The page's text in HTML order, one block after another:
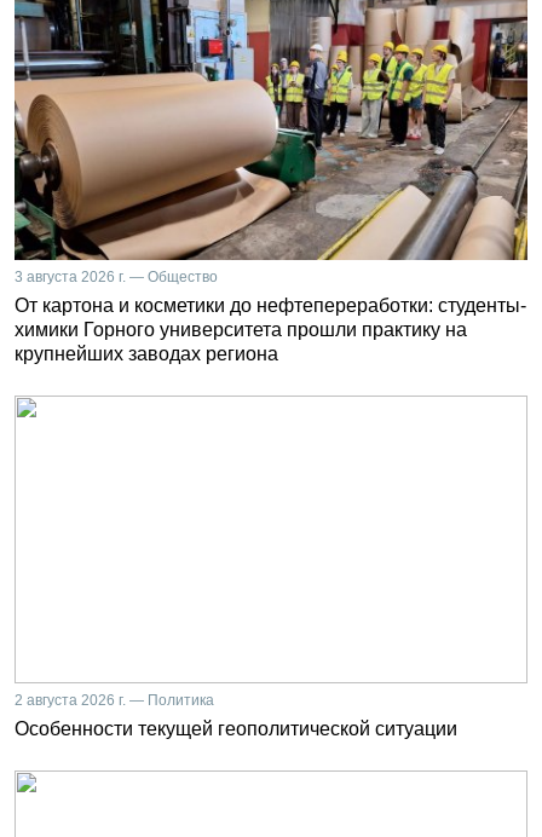
3 августа 2026 г. — Общество
От картона и косметики до нефтепереработки: студенты-
химики Горного университета прошли практику на
крупнейших заводах региона
2 августа 2026 г. — Политика
Особенности текущей геополитической ситуации